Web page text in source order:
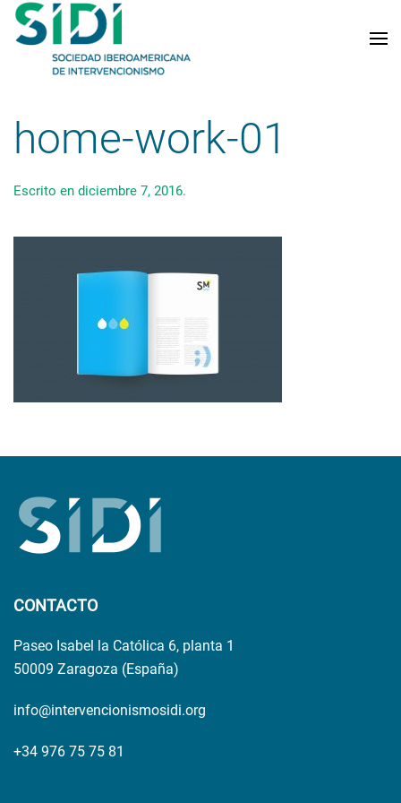
Skip to main content
home-work-01
Escrito en diciembre 7, 2016.
CONTACTO
Paseo Isabel la Católica 6, planta 1
50009 Zaragoza (España)
info@intervencionismosidi.org
+34 976 75 75 81